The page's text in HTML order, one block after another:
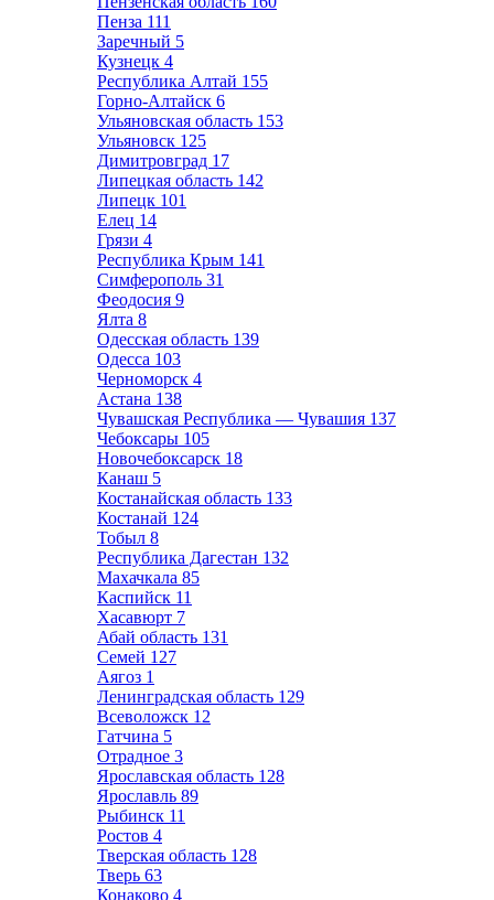
Пенза 111
Заречный 5
Кузнецк 4
Республика Алтай 155
Горно-Алтайск 6
Ульяновская область 153
Ульяновск 125
Димитровград 17
Липецкая область 142
Липецк 101
Елец 14
Грязи 4
Республика Крым 141
Симферополь 31
Феодосия 9
Ялта 8
Одесская область 139
Одесса 103
Черноморск 4
Астана 138
Чувашская Республика — Чувашия 137
Чебоксары 105
Новочебоксарск 18
Канаш 5
Костанайская область 133
Костанай 124
Тобыл 8
Республика Дагестан 132
Махачкала 85
Каспийск 11
Хасавюрт 7
Абай область 131
Семей 127
Аягоз 1
Ленинградская область 129
Всеволожск 12
Гатчина 5
Отрадное 3
Ярославская область 128
Ярославль 89
Рыбинск 11
Ростов 4
Тверская область 128
Тверь 63
Конаково 4